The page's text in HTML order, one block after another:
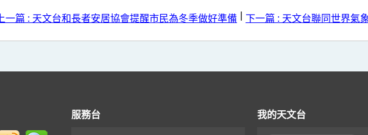
上一篇 : 天文台和長者安居協會提醒市民為冬季做好準備 下一篇 : 天文台聯同世界氣
服務台 我的天文台